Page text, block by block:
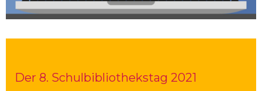
Der 8. Schulbibliothekstag 2021